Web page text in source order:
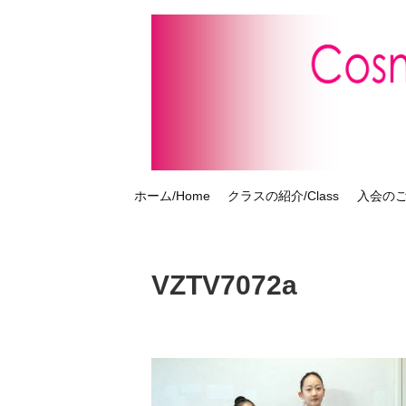
ホーム/Home クラスの紹介/Class 入会の
VZTV7072a